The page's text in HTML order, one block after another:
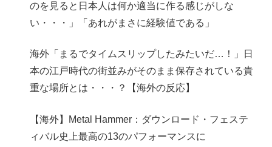
のを見ると日本人は何か適当に作る感じがしな
い・・・」「あれがまさに経験値である」
海外「まるでタイムスリップしたみたいだ…！」日
本の江戸時代の街並みがそのまま保存されている貴
重な場所とは・・・？【海外の反応】
【海外】Metal Hammer：ダウンロード・フェステ
ィバル史上最高の13のパフォーマンスに